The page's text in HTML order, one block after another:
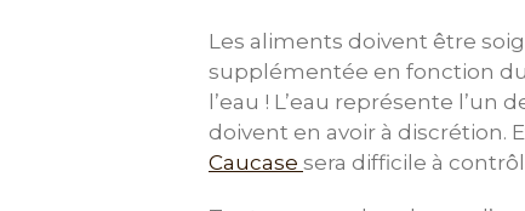
Les aliments doivent être
supplémentée en fonction du
l’eau ! L’eau représente
doivent en avoir à discrétion.
Caucase sera difficile à